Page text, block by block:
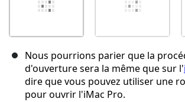
Nous pourrions parier que la
d'ouverture sera la même que sur l'
dire que vous pouvez utiliser une
pour ouvrir l'iMac Pro.